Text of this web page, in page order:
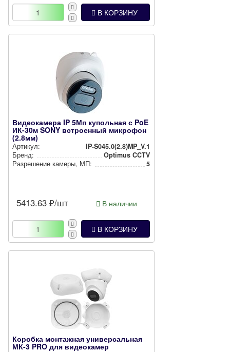
В КОРЗИНУ
Видеокамера IP 5Мп купольная с PoE
ИК-30м SONY встроенный микрофон
(2.8мм)
Артикул:
IP-S045.0(2.8)MP_V.1
Бренд:
Optimus CCTV
Разрешение камеры, МП:
5
5413.63 ₽/шт В наличии
В КОРЗИНУ
Коробка монтажная универсальная
МК-3 PRO для видеокамер